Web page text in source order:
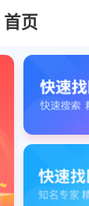
首页